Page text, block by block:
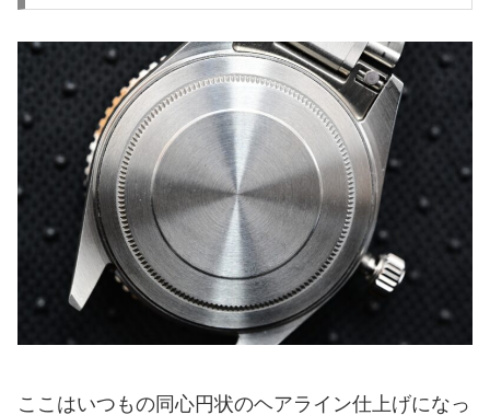
ここはいつもの同心円状のヘアライン仕上げになっ